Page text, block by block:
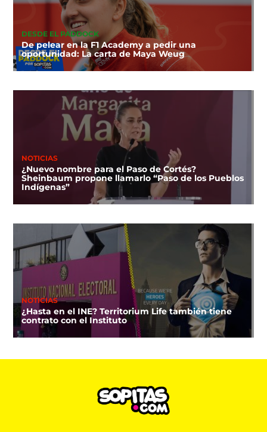
DESDE EL PADDOCK
De pelear en la F1 Academy a pedir una
oportunidad: La carta de Maya Weug
NOTICIAS
¿Nuevo nombre para el Paso de Cortés?
Sheinbaum propone llamarlo “Paso de los Pueblos
Indígenas”
NOTICIAS
¿Hasta en el INE? Territorium Life también tiene
contrato con el Instituto